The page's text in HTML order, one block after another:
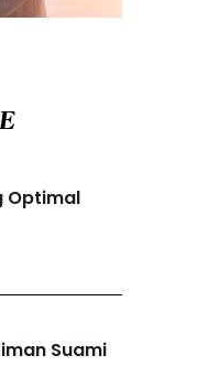
Optimal
Suami